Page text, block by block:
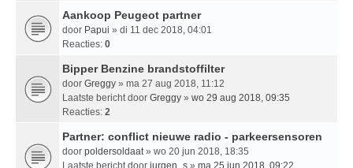
Aankoop Peugeot partner
door Papui » di 11 dec 2018, 04:01
Reacties: 0
Bipper Benzine brandstoffilter
door Greggy » ma 27 aug 2018, 11:12
Laatste bericht door Greggy » wo 29 aug 2018, 09:35
Reacties: 2
Partner: conflict nieuwe radio - parkeersensoren
door poldersoldaat» wo 20 jun 2018, 18:35